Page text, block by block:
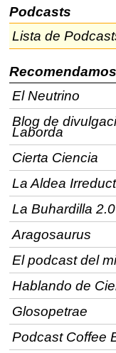
Podcasts
Lista de
Recomendamos
El Neutrino
Blog de
Laborda
Cierta Ciencia
La Aldea
La Buhardilla 2.0
Aragosaurus
El podcast del
Hablando de
Glosopetrae
Podcast Coffee